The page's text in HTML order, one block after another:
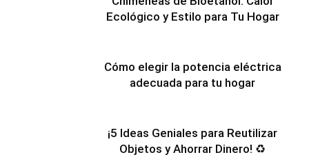
Ecológico y Estilo para Tu Hogar
Cómo elegir la potencia eléctrica
adecuada para tu hogar
¡5 Ideas Geniales para Reutilizar
Objetos y Ahorrar Dinero! ♻️